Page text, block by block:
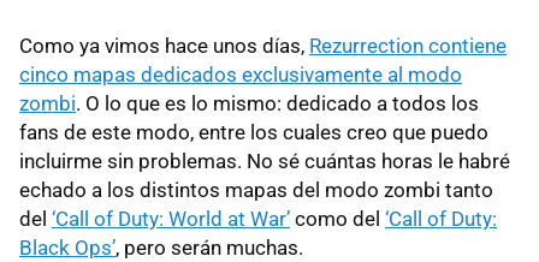
Como ya vimos hace unos días, Rezurrection contiene
cinco mapas dedicados exclusivamente al modo
zombi. O lo que es lo mismo: dedicado a todos los
fans de este modo, entre los cuales creo que puedo
incluirme sin problemas. No sé cuántas horas le habré
echado a los distintos mapas del modo zombi tanto
del ‘Call of Duty: World at War’ como del ‘Call of Duty:
Black Ops’, pero serán muchas.